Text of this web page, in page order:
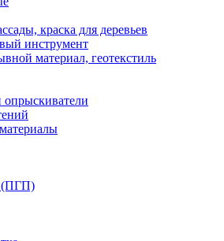
краска для деревьев
инструмент
материал, геотекстиль
(ПГП)